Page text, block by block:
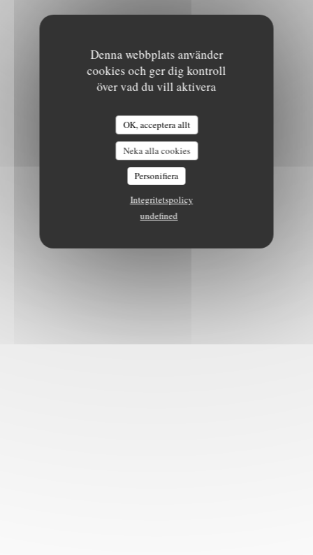
Denna webbplats använder
cookies och ger dig kontroll
över vad du vill aktivera
OK, acceptera allt
Neka alla cookies
Personifiera
Integritetspolicy
undefined